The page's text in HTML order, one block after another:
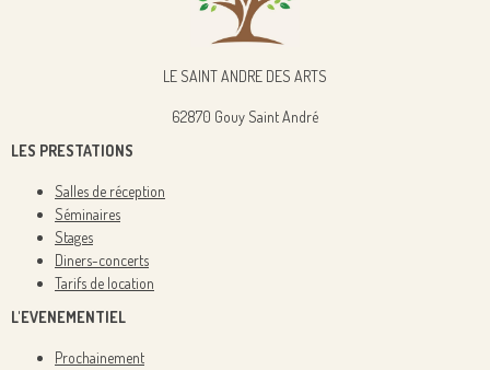
LE SAINT ANDRE DES ARTS
62870 Gouy Saint André
LES PRESTATIONS
Salles de réception
Séminaires
Stages
Diners-concerts
Tarifs de location
L'EVENEMENTIEL
Prochainement